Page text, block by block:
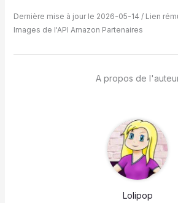
Dernière mise à jour le 2026-05-14 / Lien
Images de l'API Amazon Partenaires
A propos de
Lolipop